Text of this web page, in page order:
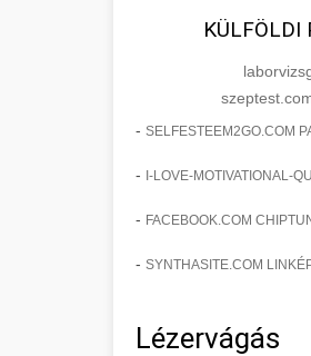
KÜLFÖLDI
- SELFESTEEM2GO.COM
- I-LOVE-MOTIVATIONAL-
- FACEBOOK.COM
- SYNTHASITE.COM
Lézervágás